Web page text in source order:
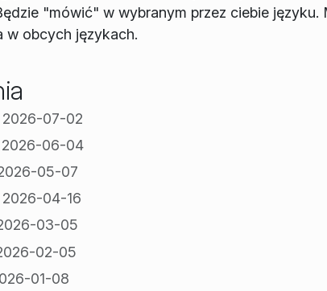
"mówić" w wybranym przez ciebie
w obcych językach.
2026-07-02
2026-06-04
05-07
2026-04-16
03-05
02-05
01-08